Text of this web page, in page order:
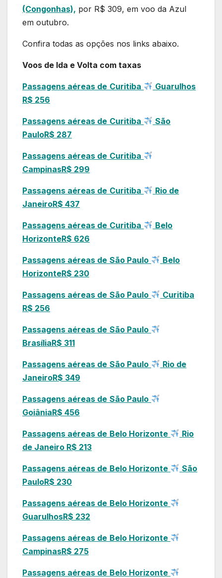
(Congonhas), por R$ 309, em voo da Azul
em outubro.
Confira todas as opções nos links abaixo.
Voos de Ida e Volta com taxas
Passagens aéreas de Curitiba
Guarulhos
R$ 256
Passagens aéreas de Curitiba
São
PauloR$ 287
Passagens aéreas de Curitiba
CampinasR$ 299
Passagens aéreas de Curitiba
Rio de
JaneiroR$ 437
Passagens aéreas de Curitiba
Belo
HorizonteR$ 626
Passagens aéreas de São Paulo
Belo
HorizonteR$ 230
Passagens aéreas de São Paulo
Curitiba
R$ 256
Passagens aéreas de São Paulo
BrasíliaR$ 311
Passagens aéreas de São Paulo
Rio de
JaneiroR$ 349
Passagens aéreas de São Paulo
GoiâniaR$ 456
Passagens aéreas de Belo Horizonte
Rio
de Janeiro R$ 213
Passagens aéreas de Belo Horizonte
São
PauloR$ 230
Passagens aéreas de Belo Horizonte
GuarulhosR$ 232
Passagens aéreas de Belo Horizonte
CampinasR$ 275
Passagens aéreas de Belo Horizonte